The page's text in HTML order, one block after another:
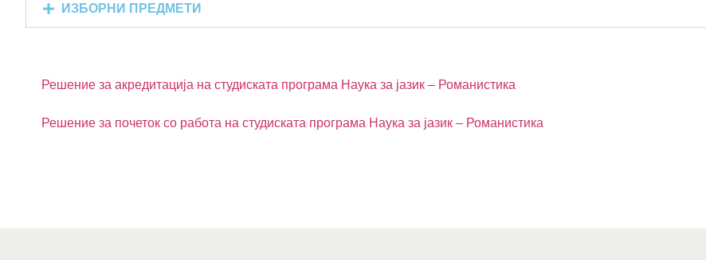
ИЗБОРНИ ПРЕДМЕТИ
Решение за акредитација на студиската програма Наука за јазик – Романистика
Решение за почеток со работа на студиската програма Наука за јазик – Романистика